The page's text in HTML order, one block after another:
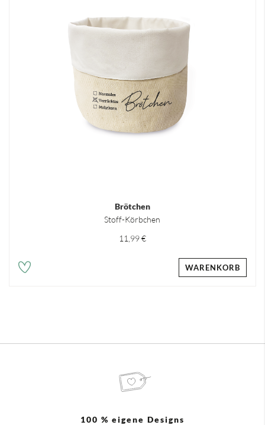
Brötchen
Stoff-Körbchen
11,99 €
WARENKORB
100 % eigene Designs